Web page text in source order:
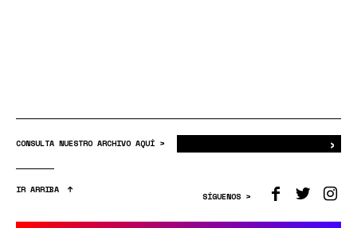
CONSULTA NUESTRO ARCHIVO AQUÍ > ›
IR ARRIBA
SÍGUENOS >